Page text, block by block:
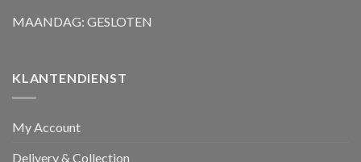
MAANDAG: GESLOTEN
KLANTENDIENST
My Account
Delivery & Collection